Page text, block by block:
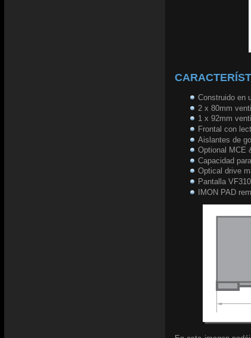
Construido en
2 x 80mm
1 x 92mm
Frontal con
Aislantes de
Optional MCE
Capacidad
Optical drive
Pantalla
IMON PAD